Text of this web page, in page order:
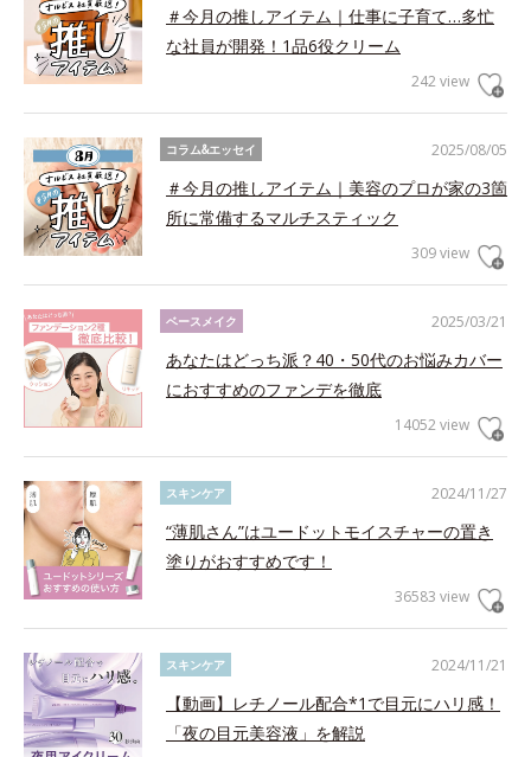
＃今月の推しアイテム｜仕事に子育て…多忙
な社員が開発！1品6役クリーム
242 view
2025/08/05
コラム&エッセイ
＃今月の推しアイテム｜美容のプロが家の3箇
所に常備するマルチスティック
309 view
2025/03/21
ベースメイク
あなたはどっち派？40・50代のお悩みカバー
におすすめのファンデを徹底
14052 view
2024/11/27
スキンケア
“薄肌さん”はユードットモイスチャーの置き
塗りがおすすめです！
36583 view
2024/11/21
スキンケア
【動画】レチノール配合*1で目元にハリ感！
「夜の目元美容液」を解説